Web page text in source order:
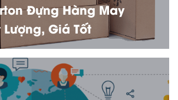
Đựng Hàng May
Giá Tốt